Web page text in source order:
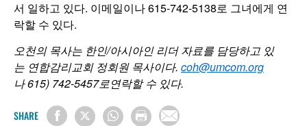
서 일하고 있다. 이메일이나 615-742-5138로 그녀에게 연
락할 수 있다.
오천의 목사는 한인/아시아인 리더 자료를 담당하고 있
는 연합감리교회 정회원 목사이다. coh@umcom.org
나 615) 742-5457로연락할 수 있다.
SHARE